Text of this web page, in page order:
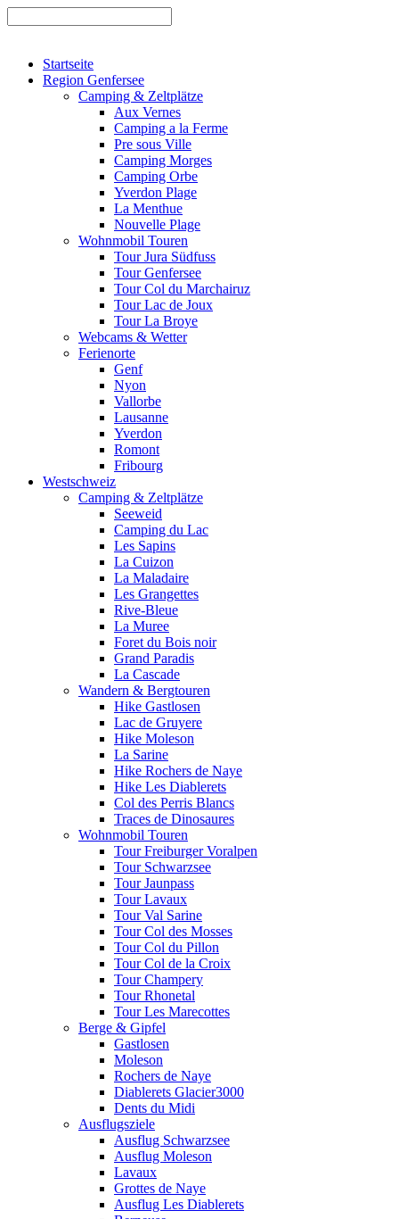
Startseite
Region Genfersee
Camping & Zeltplätze
Aux Vernes
Camping a la Ferme
Pre sous Ville
Camping Morges
Camping Orbe
Yverdon Plage
La Menthue
Nouvelle Plage
Wohnmobil Touren
Tour Jura Südfuss
Tour Genfersee
Tour Col du Marchairuz
Tour Lac de Joux
Tour La Broye
Webcams & Wetter
Ferienorte
Genf
Nyon
Vallorbe
Lausanne
Yverdon
Romont
Fribourg
Westschweiz
Camping & Zeltplätze
Seeweid
Camping du Lac
Les Sapins
La Cuizon
La Maladaire
Les Grangettes
Rive-Bleue
La Muree
Foret du Bois noir
Grand Paradis
La Cascade
Wandern & Bergtouren
Hike Gastlosen
Lac de Gruyere
Hike Moleson
La Sarine
Hike Rochers de Naye
Hike Les Diablerets
Col des Perris Blancs
Traces de Dinosaures
Wohnmobil Touren
Tour Freiburger Voralpen
Tour Schwarzsee
Tour Jaunpass
Tour Lavaux
Tour Val Sarine
Tour Col des Mosses
Tour Col du Pillon
Tour Col de la Croix
Tour Champery
Tour Rhonetal
Tour Les Marecottes
Berge & Gipfel
Gastlosen
Moleson
Rochers de Naye
Diablerets Glacier3000
Dents du Midi
Ausflugsziele
Ausflug Schwarzsee
Ausflug Moleson
Lavaux
Grottes de Naye
Ausflug Les Diablerets